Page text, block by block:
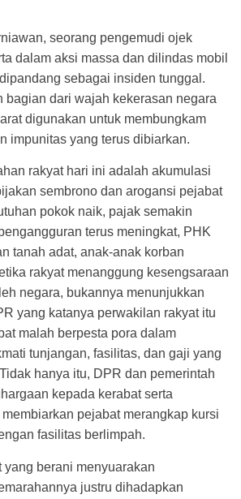
seorang pengemudi ojek
dalam aksi massa dan dilindas mobil
sebagai insiden tunggal.
bagian dari wajah kekerasan negara
digunakan untuk membungkam
impunitas yang terus dibiarkan.
rakyat hari ini adalah akumulasi
sembrono dan arogansi pejabat
pokok naik, pajak semakin
terus meningkat, PHK
tanah adat, anak-anak korban
rakyat menanggung kesengsaraan
negara, bukannya menunjukkan
yang katanya perwakilan rakyat itu
malah berpesta pora dalam
tunjangan, fasilitas, dan gaji yang
hanya itu, DPR dan pemerintah
kepada kerabat serta
pejabat merangkap kursi
fasilitas berlimpah.
yang berani menyuarakan
justru dihadapkan